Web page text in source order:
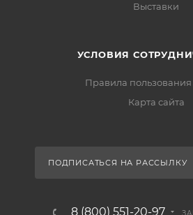
Выставки
УСЛОВИЯ
Правила пользования
Карта сайта
ПОДПИСАТЬСЯ НА РАССЫЛКУ
8 (800) 551-20-97